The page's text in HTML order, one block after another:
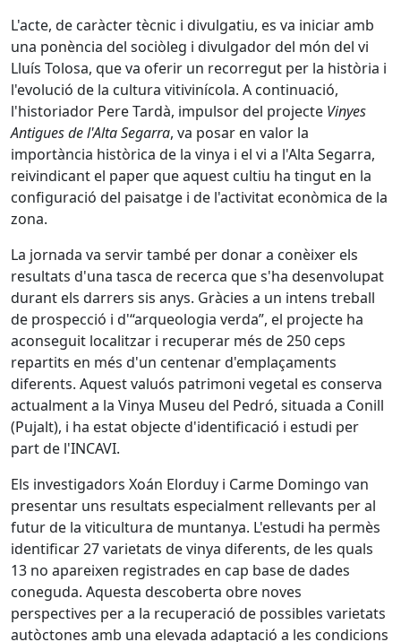
L'acte, de caràcter tècnic i divulgatiu, es va iniciar amb
una ponència del sociòleg i divulgador del món del vi
Lluís Tolosa, que va oferir un recorregut per la història i
l'evolució de la cultura vitivinícola. A continuació,
l'historiador Pere Tardà, impulsor del projecte Vinyes
Antigues de l'Alta Segarra, va posar en valor la
importància històrica de la vinya i el vi a l'Alta Segarra,
reivindicant el paper que aquest cultiu ha tingut en la
configuració del paisatge i de l'activitat econòmica de la
zona.
La jornada va servir també per donar a conèixer els
resultats d'una tasca de recerca que s'ha desenvolupat
durant els darrers sis anys. Gràcies a un intens treball
de prospecció i d'“arqueologia verda”, el projecte ha
aconseguit localitzar i recuperar més de 250 ceps
repartits en més d'un centenar d'emplaçaments
diferents. Aquest valuós patrimoni vegetal es conserva
actualment a la Vinya Museu del Pedró, situada a Conill
(Pujalt), i ha estat objecte d'identificació i estudi per
part de l'INCAVI.
Els investigadors Xoán Elorduy i Carme Domingo van
presentar uns resultats especialment rellevants per al
futur de la viticultura de muntanya. L'estudi ha permès
identificar 27 varietats de vinya diferents, de les quals
13 no apareixen registrades en cap base de dades
coneguda. Aquesta descoberta obre noves
perspectives per a la recuperació de possibles varietats
autòctones amb una elevada adaptació a les condicions